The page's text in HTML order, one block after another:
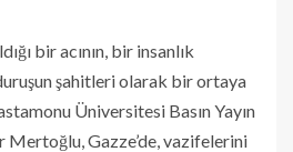
bir acının, bir insanlık
şahitleri olarak bir ortaya
Üniversitesi Basın Yayın
Mertoğlu, Gazze’de, vazifelerini